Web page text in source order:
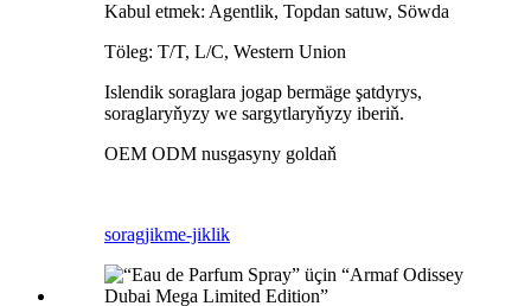
Kabul etmek: Agentlik, Topdan satuw, Söwda
Töleg: T/T, L/C, Western Union
Islendik soraglara jogap bermäge şatdyrys,
soraglaryňyzy we sargytlaryňyzy iberiň.
OEM ODM nusgasyny goldaň
soragjikme-jiklik